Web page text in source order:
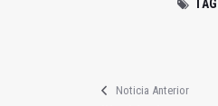
Noticia Anterior